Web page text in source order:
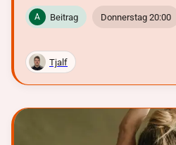
A Beitrag Donnerstag 20:00
Tjalf